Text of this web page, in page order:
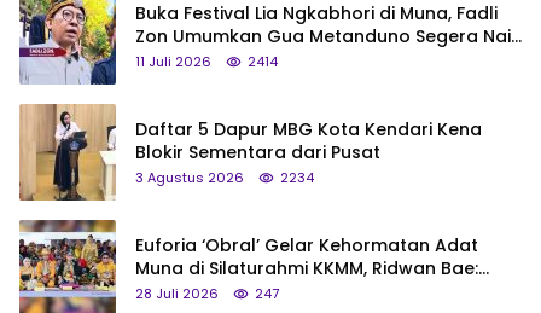
Buka Festival Lia Ngkabhori di Muna, Fadli
Zon Umumkan Gua Metanduno Segera Naik
Status Jadi Cagar Budaya Nasional
11 Juli 2026 2414
Daftar 5 Dapur MBG Kota Kendari Kena
Blokir Sementara dari Pusat
3 Agustus 2026 2234
Euforia ‘Obral’ Gelar Kehormatan Adat
Muna di Silaturahmi KKMM, Ridwan Bae:
Saya Bukan Tipe Begitu, Belum Pantas!
28 Juli 2026 247